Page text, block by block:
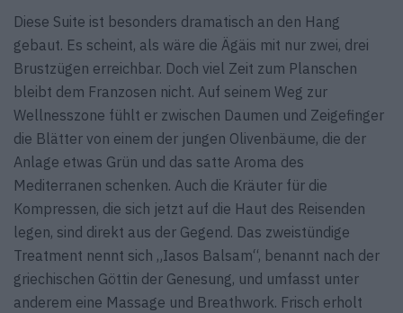
Diese Suite ist besonders dramatisch an den Hang
gebaut. Es scheint, als wäre die Ägäis mit nur zwei, drei
Brustzügen erreichbar. Doch viel Zeit zum Planschen
bleibt dem Franzosen nicht. Auf seinem Weg zur
Wellnesszone fühlt er zwischen Daumen und Zeigefinger
die Blätter von einem der jungen Olivenbäume, die der
Anlage etwas Grün und das satte Aroma des
Mediterranen schenken. Auch die Kräuter für die
Kompressen, die sich jetzt auf die Haut des Reisenden
legen, sind direkt aus der Gegend. Das zweistündige
Treatment nennt sich „Iasos Balsam“, benannt nach der
griechischen Göttin der Genesung, und umfasst unter
anderem eine Massage und Breathwork. Frisch erholt